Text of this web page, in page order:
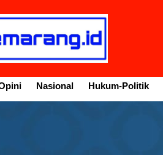
Nasional Hukum-Politik